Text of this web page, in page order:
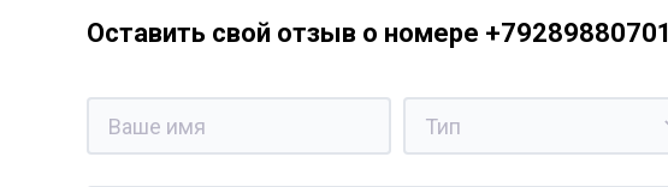
Оставить свой отзыв о номере +79289880701